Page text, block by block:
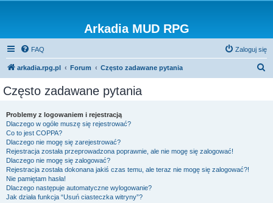
Arkadia MUD RPG
FAQ Zaloguj się
arkadia.rpg.pl Forum Często zadawane pytania
Często zadawane pytania
Problemy z logowaniem i rejestracją
Dlaczego w ogóle muszę się rejestrować?
Co to jest COPPA?
Dlaczego nie mogę się zarejestrować?
Rejestracja została przeprowadzona poprawnie, ale nie mogę się zalogować!
Dlaczego nie mogę się zalogować?
Rejestracja została dokonana jakiś czas temu, ale teraz nie mogę się zalogować?!
Nie pamiętam hasła!
Dlaczego następuje automatyczne wylogowanie?
Jak działa funkcja “Usuń ciasteczka witryny”?